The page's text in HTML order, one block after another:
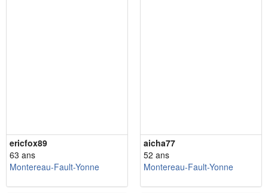
ericfox89
63 ans
Montereau-Fault-Yonne
aicha77
52 ans
Montereau-Fault-Yonne